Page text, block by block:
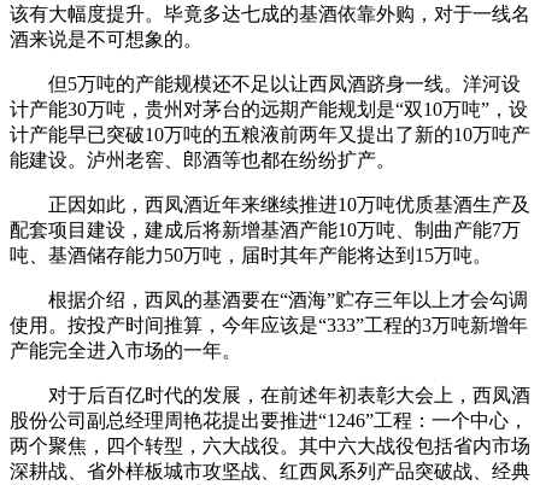
该有大幅度提升。毕竟多达七成的基酒依靠外购，对于一线名
酒来说是不可想象的。
但5万吨的产能规模还不足以让西凤酒跻身一线。洋河设
计产能30万吨，贵州对茅台的远期产能规划是“双10万吨”，设
计产能早已突破10万吨的五粮液前两年又提出了新的10万吨产
能建设。泸州老窖、郎酒等也都在纷纷扩产。
正因如此，西凤酒近年来继续推进10万吨优质基酒生产及
配套项目建设，建成后将新增基酒产能10万吨、制曲产能7万
吨、基酒储存能力50万吨，届时其年产能将达到15万吨。
根据介绍，西凤的基酒要在“酒海”贮存三年以上才会勾调
使用。按投产时间推算，今年应该是“333”工程的3万吨新增年
产能完全进入市场的一年。
对于后百亿时代的发展，在前述年初表彰大会上，西凤酒
股份公司副总经理周艳花提出要推进“1246”工程：一个中心，
两个聚焦，四个转型，六大战役。其中六大战役包括省内市场
深耕战、省外样板城市攻坚战、红西凤系列产品突破战、经典